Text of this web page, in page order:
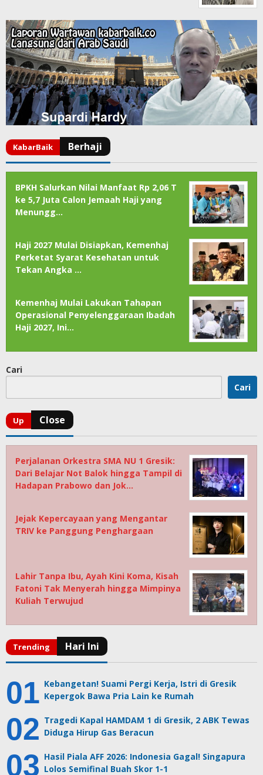
BPKH Salurkan Nilai Manfaat Rp 2,06 T
ke 5,7 Juta Calon Jemaah Haji yang
Menungg…
Haji 2027 Mulai Disiapkan, Kemenhaj
Perketat Syarat Kesehatan untuk
Tekan Angka …
Kemenhaj Mulai Lakukan Tahapan
Operasional Penyelenggaraan Ibadah
Haji 2027, Ini…
Cari
Cari
Perjalanan Orkestra SMA NU 1 Gresik:
Dari Belajar Not Balok hingga Tampil di
Hadapan Prabowo dan Jok…
Jejak Kepercayaan yang Mengantar
TRIV ke Panggung Penghargaan
Lahir Tanpa Ibu, Ayah Kini Koma, Kisah
Fatoni Tak Menyerah hingga Mimpinya
Kuliah Terwujud
Kebangetan! Suami Pergi Kerja, Istri di Gresik
Kepergok Bawa Pria Lain ke Rumah
Tragedi Kapal HAMDAM 1 di Gresik, 2 ABK Tewas
Diduga Hirup Gas Beracun
Hasil Piala AFF 2026: Indonesia Gagal! Singapura
Lolos Semifinal Buah Skor 1-1